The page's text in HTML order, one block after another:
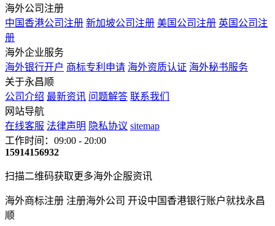
海外公司注册
中国香港公司注册 新加坡公司注册 美国公司注册 英国公司注
册
海外企业服务
海外银行开户 商标专利申请 海外资质认证 海外秘书服务
关于永昌顺
公司介绍 最新资讯 问题解答 联系我们
网站导航
在线客服 法律声明 隐私协议 sitemap
工作时间：09:00 - 20:00
15914156932
扫描二维码获取更多海外企服资讯
海外商标注册 注册海外公司 开设中国香港银行账户就找永昌
顺